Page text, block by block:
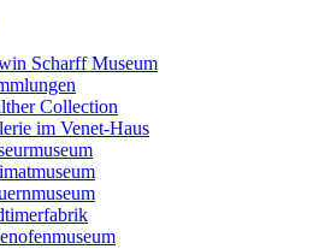
Scharff Museum
Collection
im Venet-Haus